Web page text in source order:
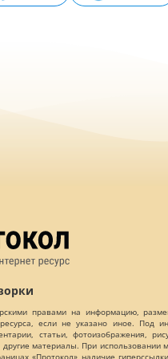
правами на информацию,
если не указано иное. Под
статьи, фотоизображения,
материалы. При использовании
«Протокол» наличие